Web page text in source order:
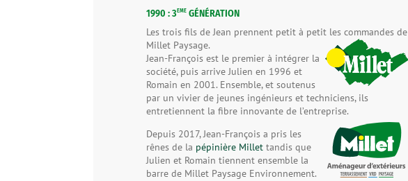
1990 : 3 EMEGÉNÉRATION
Les trois fils de Jean prennent petit à petit les commandes de
Millet Paysage.
Jean-François est le premier à intégrer la
société, puis arrive Julien en 1996 et
Romain en 2001. Ensemble, et soutenus
par un vivier de jeunes ingénieurs et techniciens, ils
entretiennent la fibre innovante de l’entreprise.
Depuis 2017, Jean-François a pris les
rênes de la pépinière Millettandis que
Julien et Romain tiennent ensemble la
barre de Millet Paysage Environnement.